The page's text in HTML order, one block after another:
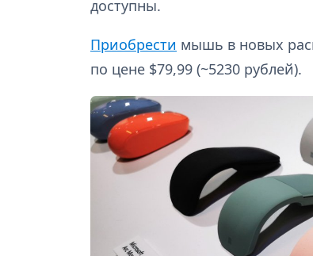
доступны.
Приобрести мышь в новых
по цене $79,99 (~5230 рублей).